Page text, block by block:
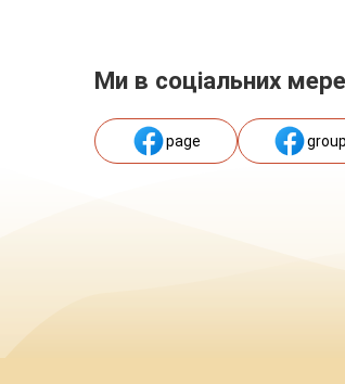
Ми в соціальних
page group